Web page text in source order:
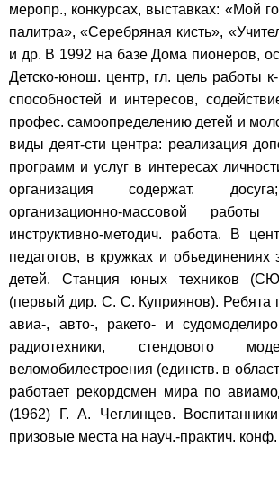
меропр., конкурсах, выставках: «Мой
палитра», «Серебряная кисть»,
и др. В 1992 на базе Дома пионеров,
Детско-юнош. центр, гл. цель работы
способностей и интересов,
профес. самоопределению детей и
виды деят-сти центра: реализация
программ и услуг в интересах
организация содержат.
организационно-массовой
инструктивно-методич. работа. В
педагогов, в кружках и объединениях
детей. Станция юных техников
(первый дир. С. С. Куприянов). Ребята
авиа-, авто-, ракето- и
радиотехники, стендового
веломобилестроения (единств. в
работает рекордсмен мира по
(1962) Г. А. Чеглинцев.
призовые места на науч.-практич.